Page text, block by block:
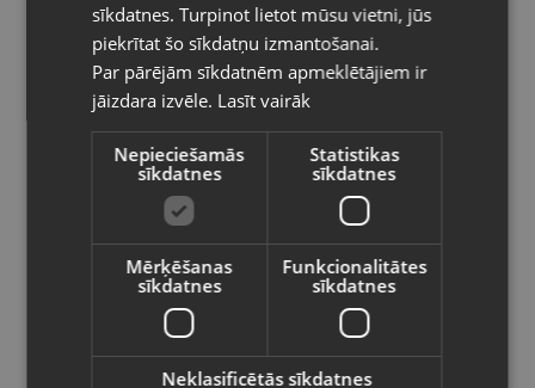
30.00€
Loshall Tag Macaron
Pasūtījumi tiks piegādāti uz
izvēlēto valsti
Vietnes saturs būs attēlots izvēlētajā
valodā
Valsts
Latviešu / Latvian
sīkdatnes. Turpinot lietot mūsu vietni, jūs
piekrītat šo sīkdatņu izmantošanai.
Par pārējām sīkdatnēm apmeklētājiem ir
jāizdara izvēle. Lasīt vairāk
Nepieciešamās
sīkdatnes
Statistikas
sīkdatnes
Mērķēšanas
sīkdatnes
Funkcionalitātes
sīkdatnes
Neklasificētās sīkdatnes